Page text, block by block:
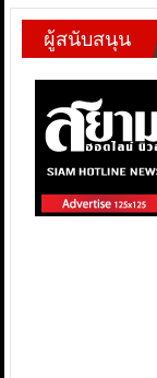
ผู้สนับสนุน